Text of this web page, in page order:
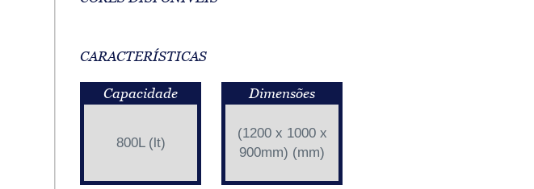
CARACTERÍSTICAS
Capacidade
800L (lt)
Dimensões
(1200 x 1000 x
900mm) (mm)